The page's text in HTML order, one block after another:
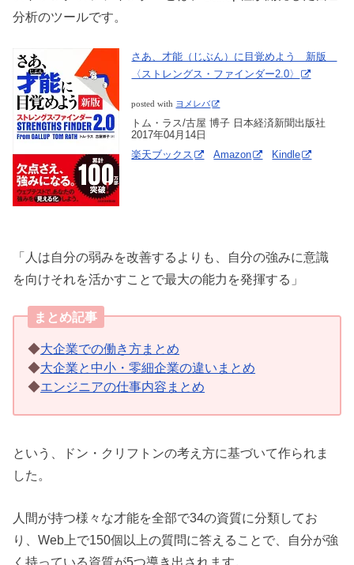
分析のツールです。
さあ、才能（じぶん）に目覚めよう 新版
〈ストレングス・ファインダー2.0〉
posted with ヨメレバ
トム・ラス/古屋 博子 日本経済新聞出版社
2017年04月14日
楽天ブックス
Amazon Kindle
「人は自分の弱みを改善するよりも、自分の強みに意識
を向けそれを活かすことで最大の能力を発揮する」
まとめ記事
◆大企業での働き方まとめ
◆大企業と中小・零細企業の違いまとめ
◆エンジニアの仕事内容まとめ
という、ドン・クリフトンの考え方に基づいて作られま
した。
人間が持つ様々な才能を全部で34の資質に分類してお
り、Web上で150個以上の質問に答えることで、自分が強
く持っている資質が5つ導き出されます。